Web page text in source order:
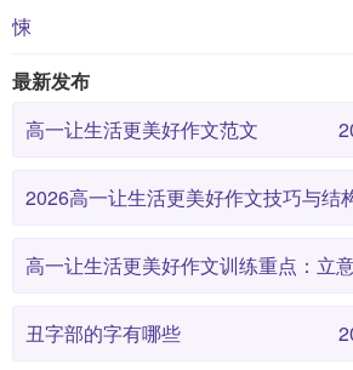
悚
最新发布
高一让生活更美好作文范文
2026高一让生活更美好作文技巧与结
高一让生活更美好作文训练重点：立
丑字部的字有哪些